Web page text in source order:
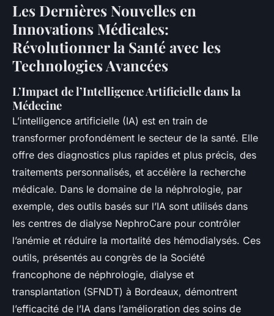
Les Dernières Nouvelles en
Innovations Médicales
Héloïse 20 décembre 2024 7 min de lecture
Les Dernières Nouvelles en
Innovations Médicales:
Révolutionner la Santé avec les
Technologies Avancées
L’Impact de l’Intelligence Artificielle dans la
Médecine
L’intelligence artificielle (IA) est en train de
transformer profondément le secteur de la santé. Elle
offre des diagnostics plus rapides et plus précis, des
traitements personnalisés, et accélère la recherche
médicale. Dans le domaine de la néphrologie, par
exemple, des outils basés sur l’IA sont utilisés dans
les centres de dialyse NephroCare pour contrôler
l’anémie et réduire la mortalité des hémodialysés. Ces
outils, présentés au congrès de la Société
francophone de néphrologie, dialyse et
transplantation (SFNDT) à Bordeaux, démontrent
l’efficacité de l’IA dans l’amélioration des soins de